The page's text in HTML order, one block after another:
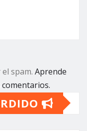
spam. Aprende